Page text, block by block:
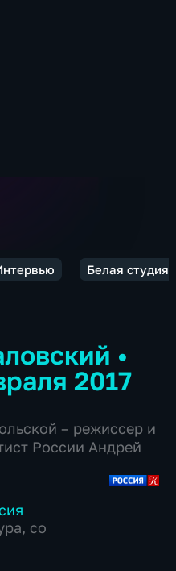
Белая студия
•
2017
– режиссер и
России Андрей
, со